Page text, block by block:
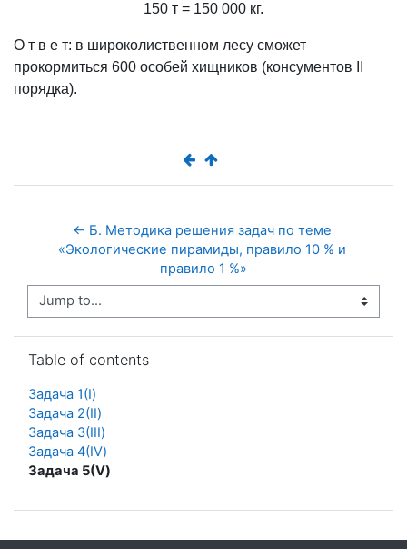
150 т = 150 000 кг.
О т в е т: в широколиственном лесу сможет
прокормиться 600 особей хищников (консументов ІІ
порядка).
← Б. Методика решения задач по теме
«Экологические пирамиды, правило 10 % и
правило 1 %»
Jump to...
Table of contents
Задача 1(I)
Задача 2(II)
Задача 3(III)
Задача 4(IV)
Задача 5(V)